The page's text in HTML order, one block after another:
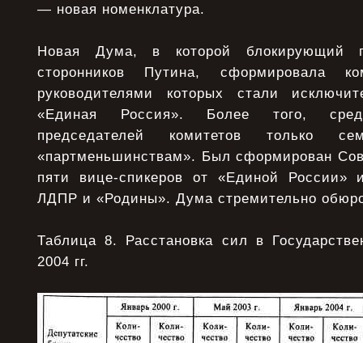
— новая номенклатура.
Новая Дума, в которой блокирующий
сторонников Путина, сформировала
руководителями которых стали
«Единая Россия». Более того,
председателей комитетов только
«партменьшинствам». Был сформирован
пяти вице-спикеров от «Единой
ЛДПР и «Родины». Дума стремительно
Таблица 8. Расстановка сил в
2004 гг.